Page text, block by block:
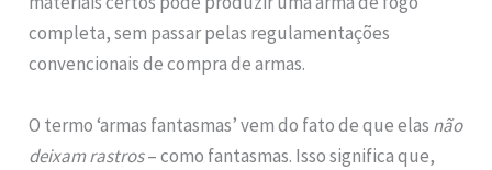
completa, sem passar pelas regulamentações
convencionais de compra de armas.
O termo ‘armas fantasmas’ vem do fato de que elas não
deixam rastros– como fantasmas. Isso significa que,